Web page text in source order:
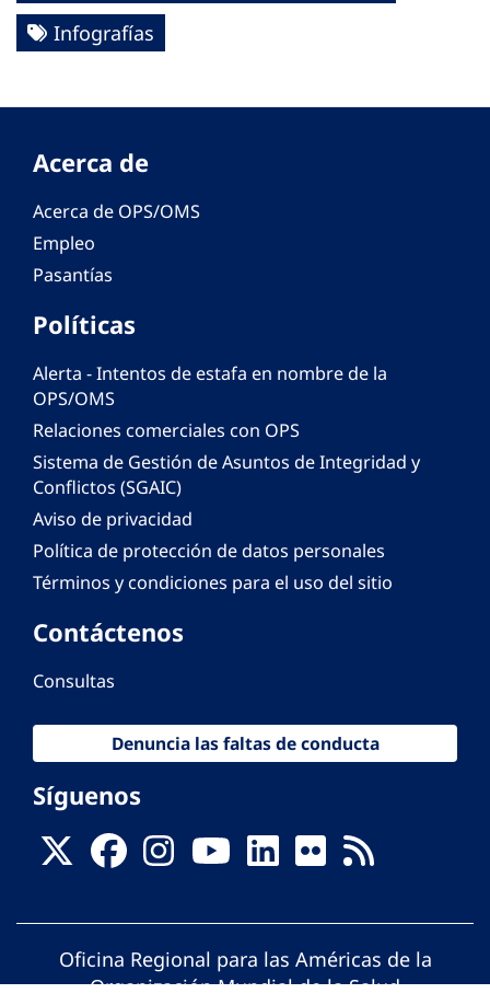
Infografías
Acerca de
Acerca de OPS/OMS
Empleo
Pasantías
Políticas
Alerta - Intentos de estafa en nombre de la
OPS/OMS
Relaciones comerciales con OPS
Sistema de Gestión de Asuntos de Integridad y
Conflictos (SGAIC)
Aviso de privacidad
Política de protección de datos personales
Términos y condiciones para el uso del sitio
Contáctenos
Consultas
Denuncia las faltas de conducta
Síguenos
Oficina Regional para las Américas de la
Organización Mundial de la Salud